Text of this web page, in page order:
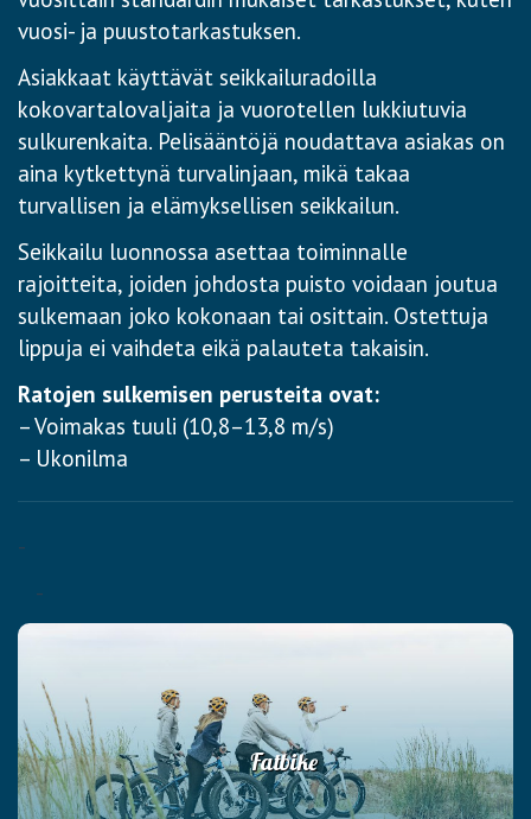
vuosi- ja puustotarkastuksen.
Asiakkaat käyttävät seikkailuradoilla
kokovartalovaljaita ja vuorotellen lukkiutuvia
sulkurenkaita. Pelisääntöjä noudattava asiakas on
aina kytkettynä turvalinjaan, mikä takaa
turvallisen ja elämyksellisen seikkailun.
Seikkailu luonnossa asettaa toiminnalle
rajoitteita, joiden johdosta puisto voidaan joutua
sulkemaan joko kokonaan tai osittain. Ostettuja
lippuja ei vaihdeta eikä palauteta takaisin.
Ratojen sulkemisen perusteita ovat:
– Voimakas tuuli (10,8–13,8 m/s)
– Ukonilma
-
-
Fatbike